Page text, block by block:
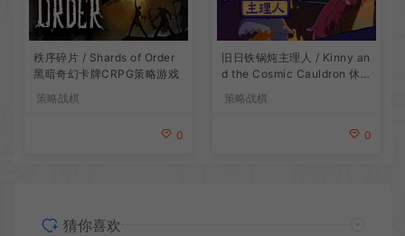
秩序碎片 / Shards of Order
黑暗奇幻卡牌CRPG策略游戏
策略战棋
0
旧日铁锅炖主理人 / Kinny an
d the Cosmic Cauldron 休闲
策略战棋
0
猜你喜欢